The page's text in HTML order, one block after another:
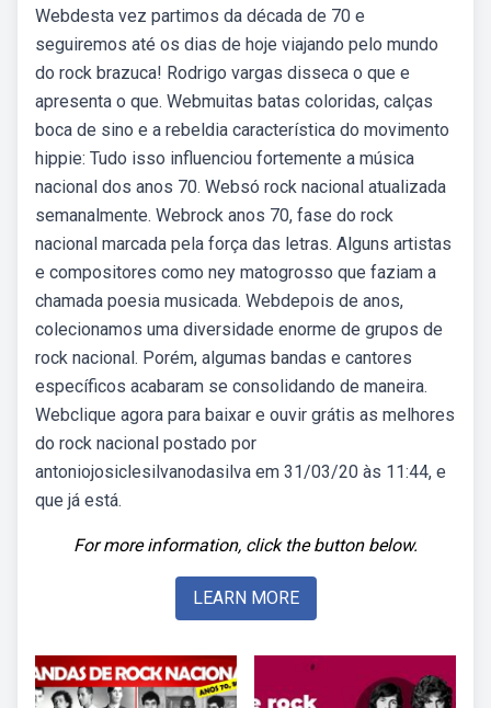
Webdesta vez partimos da década de 70 e
seguiremos até os dias de hoje viajando pelo mundo
do rock brazuca! Rodrigo vargas disseca o que e
apresenta o que. Webmuitas batas coloridas, calças
boca de sino e a rebeldia característica do movimento
hippie: Tudo isso influenciou fortemente a música
nacional dos anos 70. Websó rock nacional atualizada
semanalmente. Webrock anos 70, fase do rock
nacional marcada pela força das letras. Alguns artistas
e compositores como ney matogrosso que faziam a
chamada poesia musicada. Webdepois de anos,
colecionamos uma diversidade enorme de grupos de
rock nacional. Porém, algumas bandas e cantores
específicos acabaram se consolidando de maneira.
Webclique agora para baixar e ouvir grátis as melhores
do rock nacional postado por
antoniojosiclesilvanodasilva em 31/03/20 às 11:44, e
que já está.
For more information, click the button below.
LEARN MORE